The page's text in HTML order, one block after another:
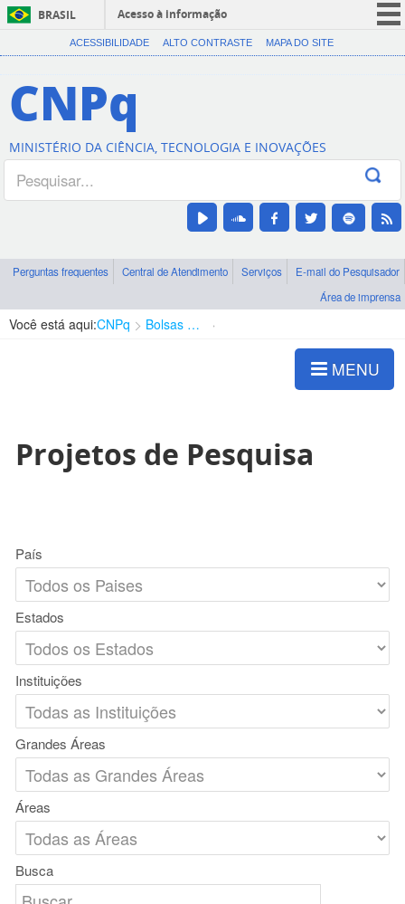
BRASIL
Acesso à informação
CORONAVÍRUS (COVID-19)
Canais
ACESSIBILIDADE ALTO CONTRASTE MAPA DO SITE
CNPq
MINISTÉRIO DA CIÊNCIA, TECNOLOGIA E INOVAÇÕES
Perguntas frequentes Central de Atendimento Serviços
E-mail do Pesquisador
Área de imprensa
Você está aqui:CNPq Bolsas e Auxílios Vigentes
MENU
Projetos de Pesquisa
País
Estados
Instituições
Grandes Áreas
Áreas
Busca